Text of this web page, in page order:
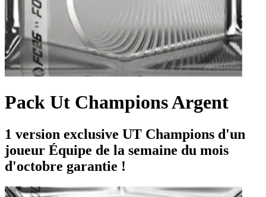
Pack Ut Champions Argent
1 version exclusive UT Champions d'un
joueur Équipe de la semaine du mois
d'octobre garantie !